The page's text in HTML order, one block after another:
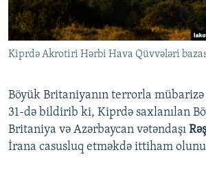
Kiprdə Akrotiri Hərbi Hava Qüvvələri
Böyük Britaniyanın terrorla
31-də bildirib ki, Kiprdə saxlanılan
Britaniya və Azərbaycan vətəndaşı
İrana casusluq etməkdə ittiham